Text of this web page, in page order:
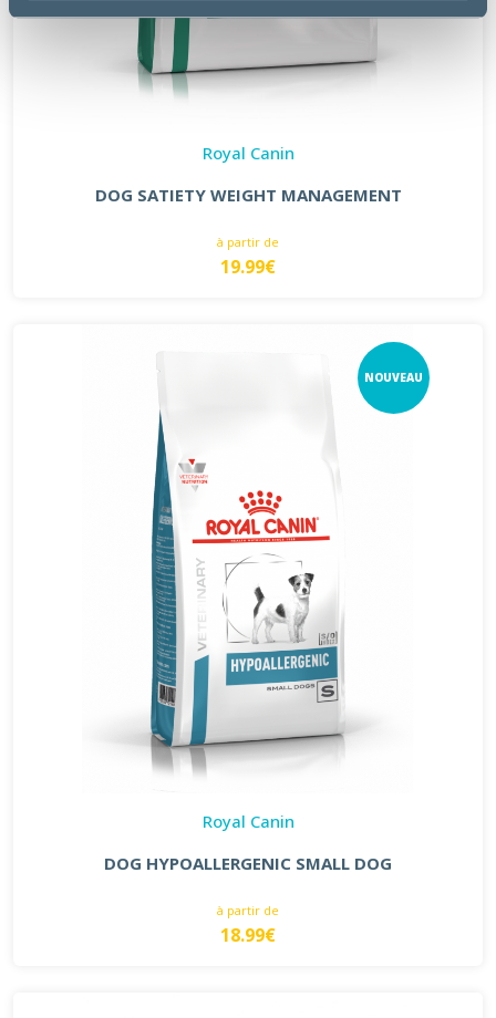
Royal Canin
DOG SATIETY WEIGHT MANAGEMENT
à partir de
19.99€
NOUVEAU
Royal Canin
DOG HYPOALLERGENIC SMALL DOG
à partir de
18.99€